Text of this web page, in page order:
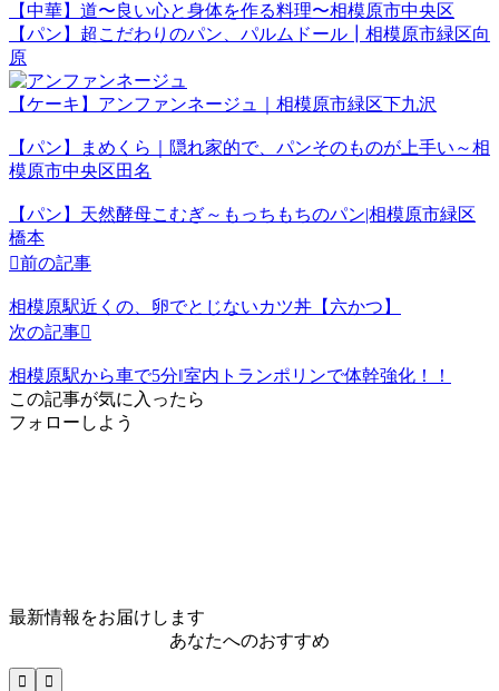
【中華】道〜良い心と身体を作る料理〜相模原市中央区
【パン】超こだわりのパン、パルムドール┃相模原市緑区向
原
【ケーキ】アンファンネージュ｜相模原市緑区下九沢
【パン】まめくら｜隠れ家的で、パンそのものが上手い～相
模原市中央区田名
【パン】天然酵母こむぎ～もっちもちのパン|相模原市緑区
橋本
前の記事
相模原駅近くの、卵でとじないカツ丼【六かつ】
次の記事
相模原駅から車で5分‖室内トランポリンで体幹強化！！
この記事が気に入ったら
フォローしよう
最新情報をお届けします
あなたへのおすすめ
 